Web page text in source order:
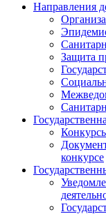
Направления
Защита
конкурсе